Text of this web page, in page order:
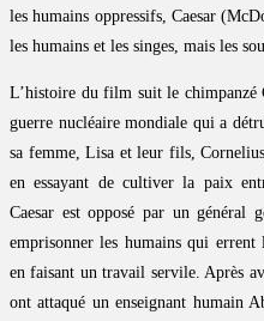
les humains oppressifs, Caesar
les humains et les singes, mais les
L’histoire du film suit le chimpanzé
guerre nucléaire mondiale qui a
sa femme, Lisa et leur fils,
en essayant de cultiver la paix
Caesar est opposé par un
emprisonner les humains qui
en faisant un travail servile. Après
ont attaqué un enseignant humain